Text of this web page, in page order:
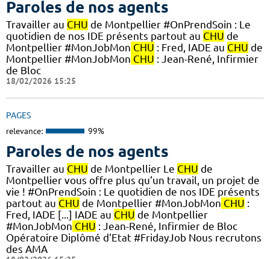
Paroles de nos agents
Travailler au CHU de Montpellier #OnPrendSoin : Le
quotidien de nos IDE présents partout au CHU de
Montpellier #MonJobMon CHU : Fred, IADE au CHU de
Montpellier #MonJobMon CHU : Jean-René, Infirmier
de Bloc
18/02/2026 15:25
PAGES
relevance: 99%
Paroles de nos agents
Travailler au CHU de Montpellier Le CHU de
Montpellier vous offre plus qu’un travail, un projet de
vie ! #OnPrendSoin : Le quotidien de nos IDE présents
partout au CHU de Montpellier #MonJobMon CHU :
Fred, IADE [...] IADE au CHU de Montpellier
#MonJobMon CHU : Jean-René, Infirmier de Bloc
Opératoire Diplômé d'Etat #FridayJob Nous recrutons
des AMA